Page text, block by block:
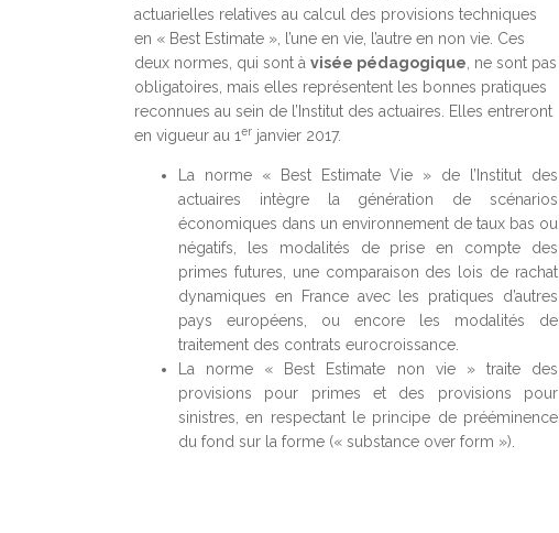
actuarielles relatives au calcul des provisions techniques
en « Best Estimate », l’une en vie, l’autre en non vie. Ces
deux normes, qui sont à visée pédagogique , ne sont pas
obligatoires, mais elles représentent les bonnes pratiques
reconnues au sein de l’Institut des actuaires. Elles entreront
en vigueur au 1er janvier 2017.
La norme « Best Estimate Vie » de l’Institut des
actuaires intègre la génération de scénarios
économiques dans un environnement de taux bas ou
négatifs, les modalités de prise en compte des
primes futures, une comparaison des lois de rachat
dynamiques en France avec les pratiques d’autres
pays européens, ou encore les modalités de
traitement des contrats eurocroissance.
La norme «
Best Estimate non vie » traite des
provisions pour primes et des provisions pour
sinistres, en respectant le principe de prééminence
du fond sur la forme (« substance over form »).